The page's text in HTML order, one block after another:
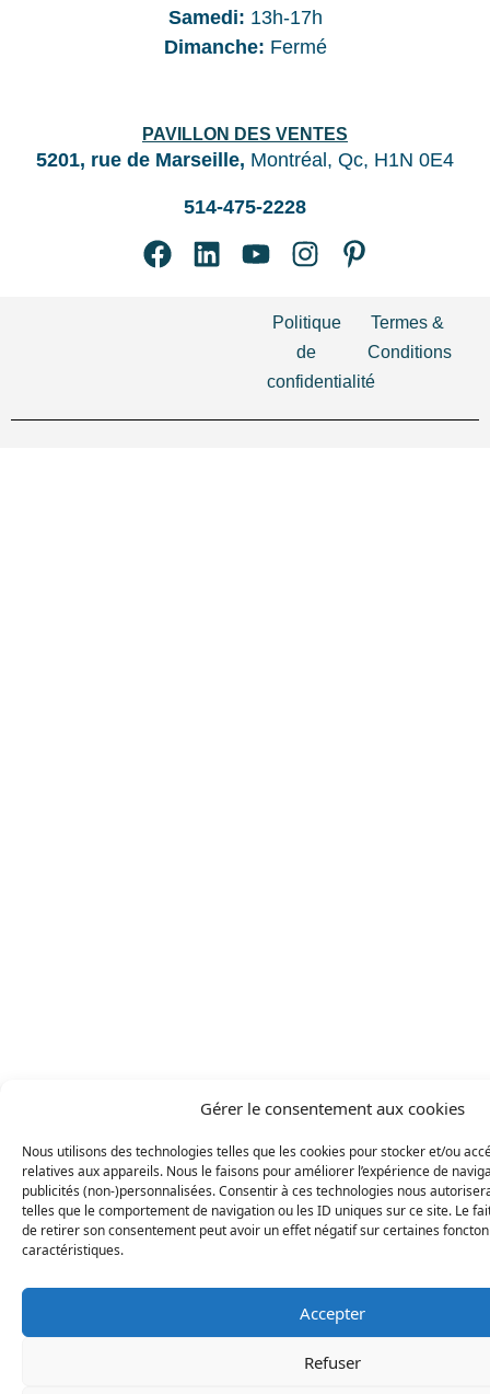
Gérer le consentement aux cookies
Nous utilisons des technologies telles que les cookies pour stocker et/ou
relatives aux appareils. Nous le faisons pour améliorer l’expérience de
publicités (non-)personnalisées. Consentir à ces technologies nous
telles que le comportement de navigation ou les ID uniques sur ce site. Le
de retirer son consentement peut avoir un effet négatif sur certaines
caractéristiques.
Accepter
Refuser
Samedi: 13h-17h
Dimanche: Fermé
PAVILLON DES VENTES
5201, rue de Marseille, Montréal, Qc, H1N 0E4
514-475-2228
Politique
de
confidentialité
Termes &
Conditions